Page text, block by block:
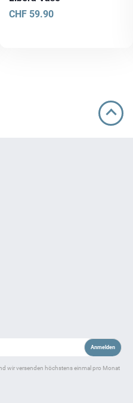
CHF 59.90
wir versenden höchstens einmal pro Monat